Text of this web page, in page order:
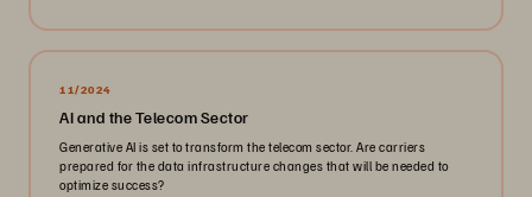
11/2024
AI and the Telecom Sector
Generative AI is set to transform the telecom sector. Are carriers
prepared for the data infrastructure changes that will be needed to
optimize success?